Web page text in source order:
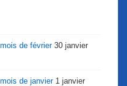
de février 30 janvier
de janvier 1 janvier